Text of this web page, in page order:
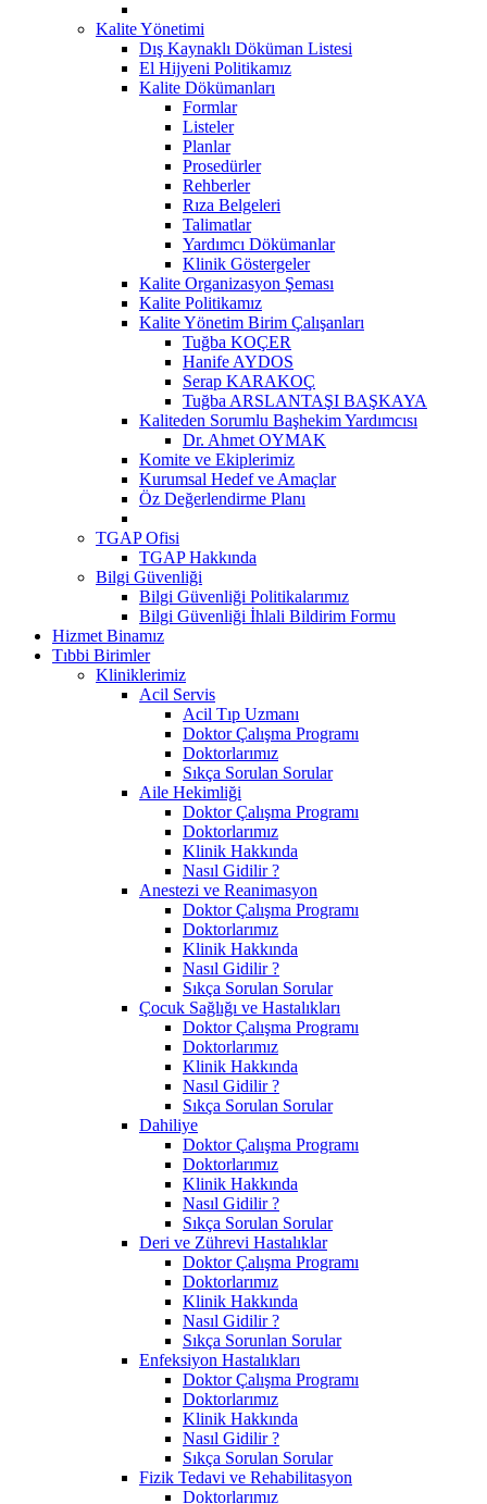
Kalite Yönetimi
Dış Kaynaklı Döküman Listesi
El Hijyeni Politikamız
Kalite Dökümanları
Formlar
Listeler
Planlar
Prosedürler
Rehberler
Rıza Belgeleri
Talimatlar
Yardımcı Dökümanlar
Klinik Göstergeler
Kalite Organizasyon Şeması
Kalite Politikamız
Kalite Yönetim Birim Çalışanları
Tuğba KOÇER
Hanife AYDOS
Serap KARAKOÇ
Tuğba ARSLANTAŞI BAŞKAYA
Kaliteden Sorumlu Başhekim Yardımcısı
Dr. Ahmet OYMAK
Komite ve Ekiplerimiz
Kurumsal Hedef ve Amaçlar
Öz Değerlendirme Planı
TGAP Ofisi
TGAP Hakkında
Bilgi Güvenliği
Bilgi Güvenliği Politikalarımız
Bilgi Güvenliği İhlali Bildirim Formu
Hizmet Binamız
Tıbbi Birimler
Kliniklerimiz
Acil Servis
Acil Tıp Uzmanı
Doktor Çalışma Programı
Doktorlarımız
Sıkça Sorulan Sorular
Aile Hekimliği
Doktor Çalışma Programı
Doktorlarımız
Klinik Hakkında
Nasıl Gidilir ?
Anestezi ve Reanimasyon
Doktor Çalışma Programı
Doktorlarımız
Klinik Hakkında
Nasıl Gidilir ?
Sıkça Sorulan Sorular
Çocuk Sağlığı ve Hastalıkları
Doktor Çalışma Programı
Doktorlarımız
Klinik Hakkında
Nasıl Gidilir ?
Sıkça Sorulan Sorular
Dahiliye
Doktor Çalışma Programı
Doktorlarımız
Klinik Hakkında
Nasıl Gidilir ?
Sıkça Sorulan Sorular
Deri ve Zührevi Hastalıklar
Doktor Çalışma Programı
Doktorlarımız
Klinik Hakkında
Nasıl Gidilir ?
Sıkça Sorunlan Sorular
Enfeksiyon Hastalıkları
Doktor Çalışma Programı
Doktorlarımız
Klinik Hakkında
Nasıl Gidilir ?
Sıkça Sorulan Sorular
Fizik Tedavi ve Rehabilitasyon
Doktorlarımız